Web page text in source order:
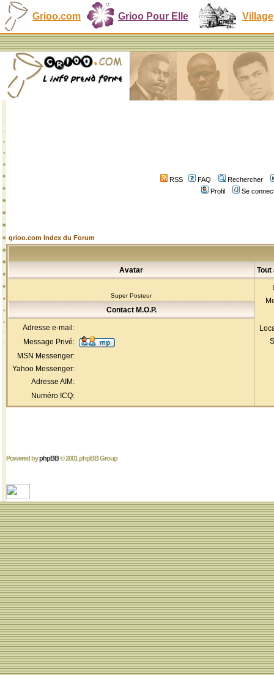
Grioo.com Grioo Pour Elle Village
RSS FAQ
Rechercher
Profil
Se
grioo.com Index du Forum
Avatar Tout
Super Posteur
Contact M.O.P.
Adresse e-mail:
Message Privé:
MSN Messenger:
Yahoo Messenger:
Adresse AIM:
Numéro ICQ:
Powered byphpBB© 2001 phpBB Group